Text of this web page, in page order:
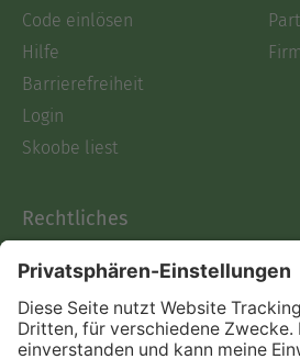
Code einlösen
Hilfe
Barrierefreiheit
Login
Skoobe liest
Rechtliches
AGB
Informationen nach Data
Act